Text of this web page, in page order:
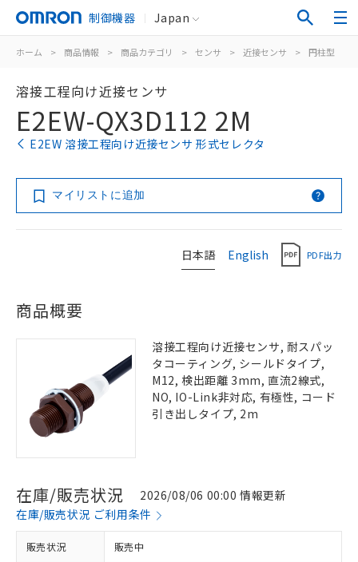
制御機器 Japan
ホーム > 商品情報 > 商品カテゴリ > センサ > 近接センサ > 円柱型
溶接工程向け近接センサ
E2EW-QX3D112 2M
E2EW 溶接工程向け近接センサ 形式セレクタ
マイリストに追加
日本語 English PDF出力
商品概要
溶接工程向け近接センサ, 耐スパッ
タコーティング, シールドタイプ,
M12, 検出距離 3mm, 直流2線式,
NO, IO-Link非対応, 有極性, コード
引き出しタイプ, 2m
在庫/販売状況
2026/08/06 00:00 情報更新
在庫/販売状況 ご利用条件
販売状況 販売中